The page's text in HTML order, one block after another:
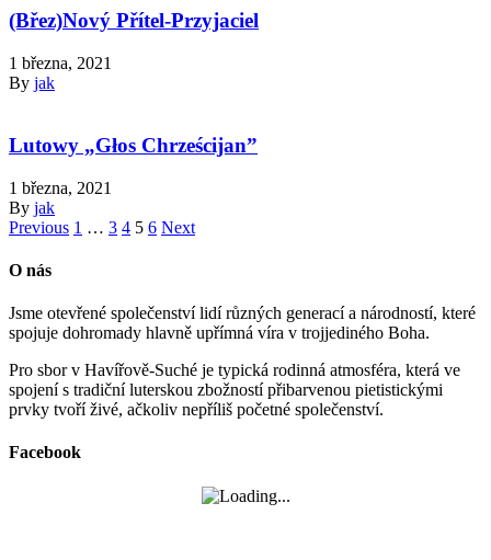
(Břez)Nový Přítel-Przyjaciel
1 března, 2021
By jak
Lutowy „Głos Chrześcijan”
1 března, 2021
By jak
Previous 1 … 3 4 5 6 Next
O nás
Jsme otevřené společenství lidí různých generací a národností, které
spojuje dohromady hlavně upřímná víra v trojjediného Boha.
Pro sbor v Havířově-Suché je typická rodinná atmosféra, která ve
spojení s tradiční luterskou zbožností přibarvenou pietistickými
prvky tvoří živé, ačkoliv nepříliš početné společenství.
Facebook